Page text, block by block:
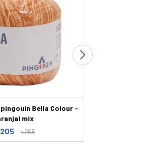
Bella Colour -
mix
205 $255